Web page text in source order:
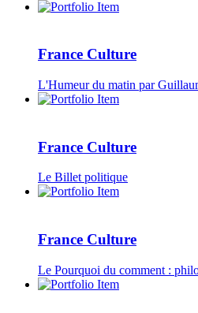
France Culture
L'Humeur du matin par
France Culture
Le Billet politique
France Culture
Le Pourquoi du comment :